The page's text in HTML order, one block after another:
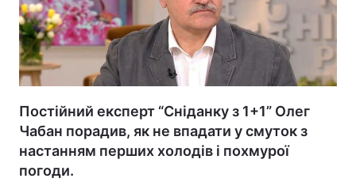
Постійний експерт “Сніданку з 1+1” Олег
Чабан порадив, як не впадати у смуток з
настанням перших холодів і похмурої
погоди.